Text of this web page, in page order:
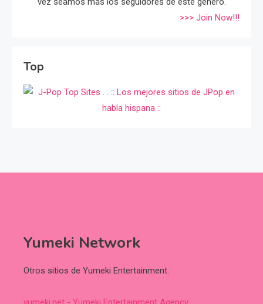
>>> Join Now!!!
Top
Yumeki Network
Otros sitios de Yumeki Entertainment: